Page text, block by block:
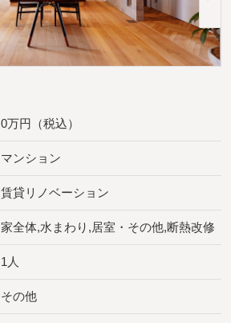
0万円（税込）
マンション
賃貸リノベーション
家全体,水まわり,居室・その他,断熱改修
1人
その他